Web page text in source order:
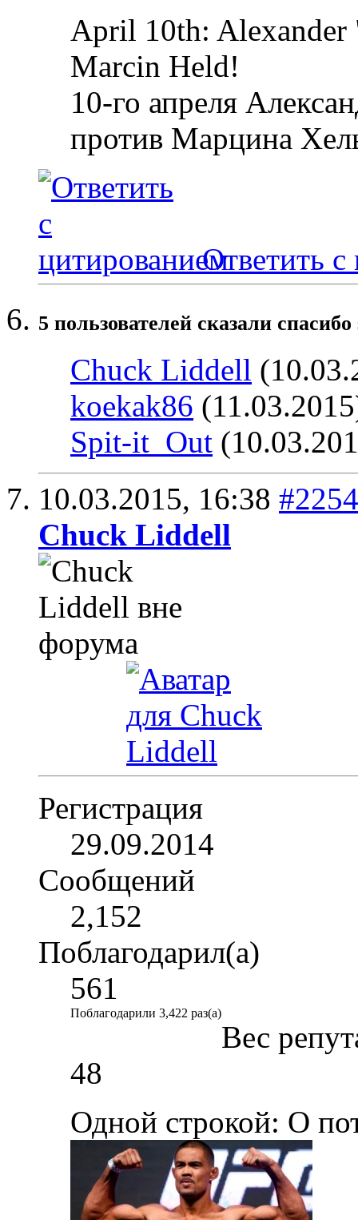
April 10th:
Marcin Held!
10-го апреля
против Марцина
Ответить с
5 пользователей сказали
Chuck Liddell
koekak86
Spit-it_Out
10.03.2015, 16:38 #2254
Chuck Liddell
Регистрация
29.09.2014
Сообщений
2,152
Поблагодарил(а)
561
Поблагодарили 3,422 раз(а)
Вес
48
Одной строкой: О